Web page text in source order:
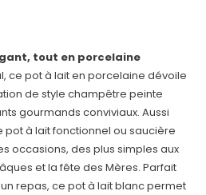
tout en porcelaine
ce pot à lait en porcelaine dévoile
de style champêtre peinte
gourmands conviviaux. Aussi
à lait fonctionnel ou saucière
occasions, des plus simples aux
et la fête des Mères. Parfait
repas, ce pot à lait blanc permet